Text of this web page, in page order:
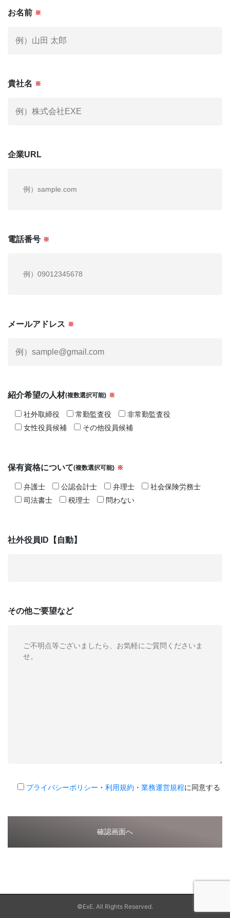
お名前 ※
貴社名 ※
企業URL
電話番号 ※
メールアドレス ※
紹介希望の人材(複数選択可能) ※
社外取締役 常勤監査役
非常勤監査役
女性役員候補
その他役員候補
保有資格について(複数選択可能) ※
弁護士 公認会計士 弁理士
社会保険労務士
司法書士
税理士 問わない
社外役員ID【自動】
その他ご要望など
プライバシーポリシー ・ 利用規約 ・ 業務運営規程に同意する
©ExE. All Rights Reserved.